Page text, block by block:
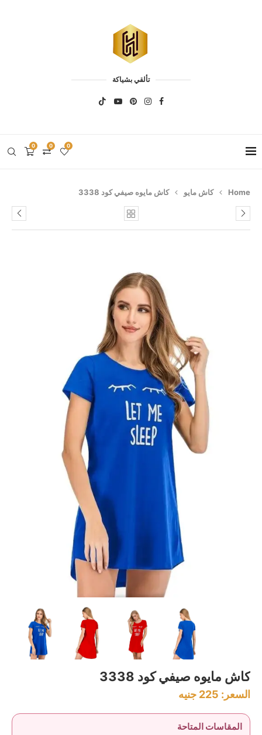
تألقي بشياكة
0 0 0
Home كاش مايو كاش مايوه صيفي كود 3338
كاش مايوه صيفي كود 3338
السعر: 225 جنيه
المقاسات المتاحة